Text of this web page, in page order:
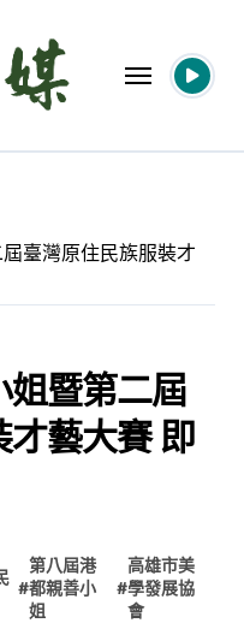
臺灣原住民族服裝才
姐暨第二屆
藝大賽 即
#
第八屆港
都親善小
姐
#
高雄市美
學發展協
會